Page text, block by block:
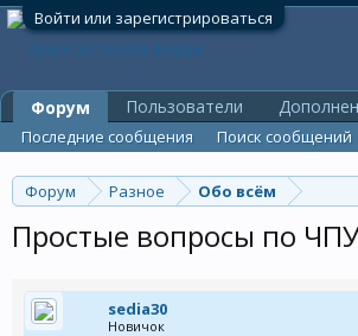
Войти или зарегистрироваться
Форум Разное Обо всём
Простые вопросы по
sedia30
Новичок
Форум
Последние сообщения Поиск сообщений
Пользователи